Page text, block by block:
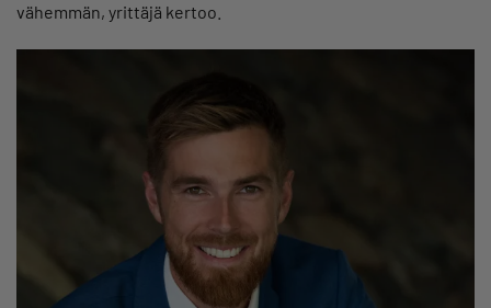
vähemmän, yrittäjä kertoo.